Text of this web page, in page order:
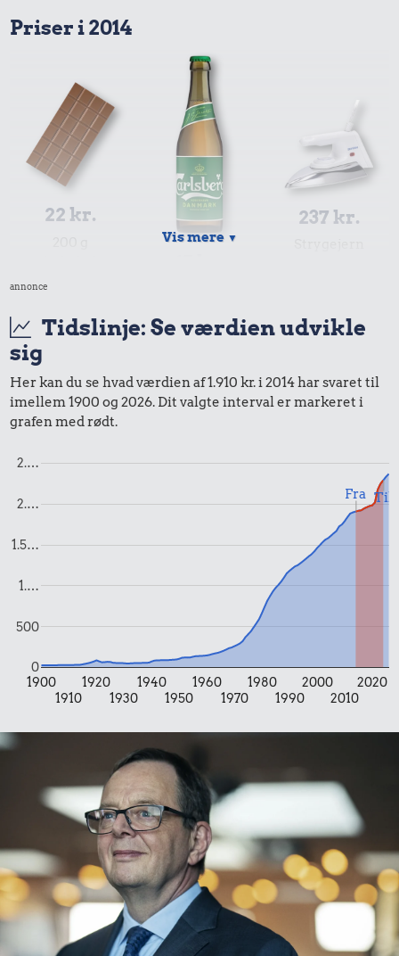
Priser i 2014
22 kr. 237 kr.
491 kr.
20 kr.
262 kr.
Lufthavnen
oksekød
Bakke jordbær
Æble
0,82 kr.
Tyggegummi
25 kr.
Is
13 kr.
1 kg sukker
Vis mere ▼
annonce
Tidslinje: Se værdien udvikle
sig
Her kan du se hvad værdien af 1.910 kr. i 2014 har svaret til
imellem 1900 og 2026. Dit valgte interval er markeret i
grafen med rødt.
1900
1910
1920
1930
1940
1950
1960
1970
1980
1990
2000
2010
2020
0
500
1.…
1.5…
2.…
2.…
Fra Til